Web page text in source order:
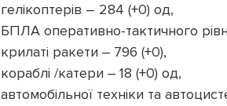
гелікоптерів – 284 (+0) од,
БПЛА оперативно-тактичного
крилаті ракети ‒ 796 (+0),
кораблі /катери ‒ 18 (+0) од,
автомобільної техніки та